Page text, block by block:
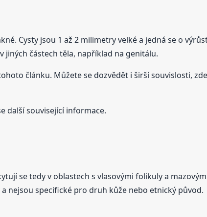
Cysty jsou 1 až 2 milimetry velké a jedná se o
jiných částech těla, například na genitálu.
článku. Můžete se dozvědět i širší souvislosti,
další související informace.
se tedy v oblastech s vlasovými folikuly a
nejsou specifické pro druh kůže nebo etnický původ.